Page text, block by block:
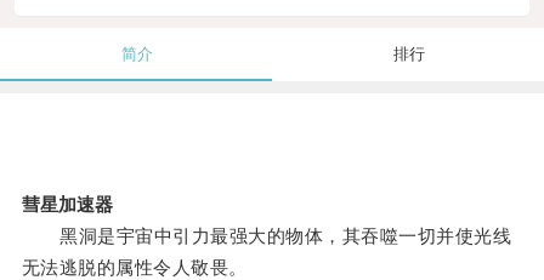
简介 排行
彗星加速器
黑洞是宇宙中引力最强大的物体，其吞噬一切并使光线
无法逃脱的属性令人敬畏。